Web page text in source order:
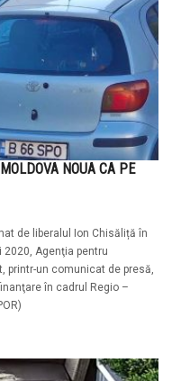
NOUA CA PE
de liberalul Ion Chisăliță în
2020, Agenţia pentru
printr-un comunicat de presă,
în cadrul Regio –